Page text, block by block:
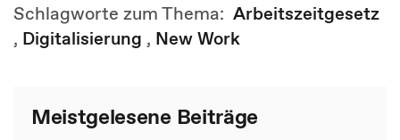
Schlagworte zum Thema: Arbeitszeitgesetz
, Digitalisierung , New Work
Meistgelesene Beiträge